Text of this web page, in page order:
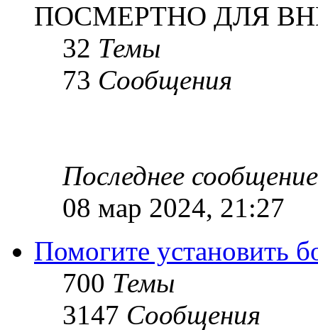
ПОСМЕРТНО ДЛЯ
32 Темы
73 Сообщения
Последнее сообщение
08 мар 2024, 21:27
Помогите установить
700 Темы
3147 Сообщения